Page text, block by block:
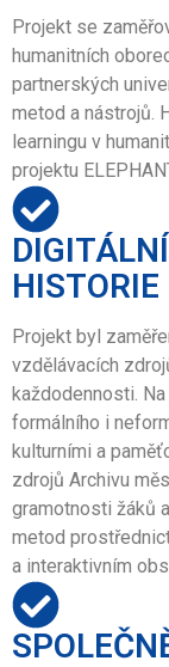
Projekt se
humanitních
partnerských
metod a nástrojů.
learningu v
projektu
HISTORIE
Projekt byl
vzdělávacích
každodennosti.
formálního i
kulturními a
zdrojů Archivu
gramotnosti žáků
metod
a interaktivním